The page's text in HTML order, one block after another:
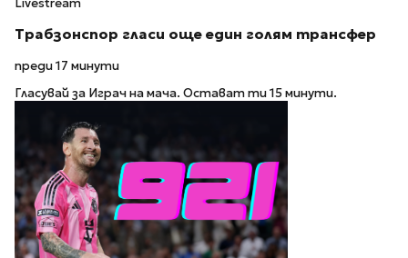
Livestream
Трабзонспор гласи още един голям трансфер
преди 17 минути
Гласувай за Играч на мача. Остават ти 15 минути.